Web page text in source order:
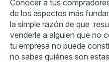
Conocer a tus
de los aspectos más
la simple razón de que
venderle a alguien que no
tu empresa no puede
no sabes quiénes son